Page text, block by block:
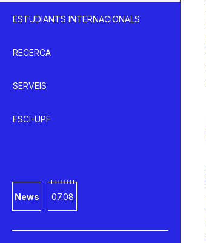
ESTUDIANTS INTERNACIONALS
RECERCA
SERVEIS
ESCI-UPF
News 07.08